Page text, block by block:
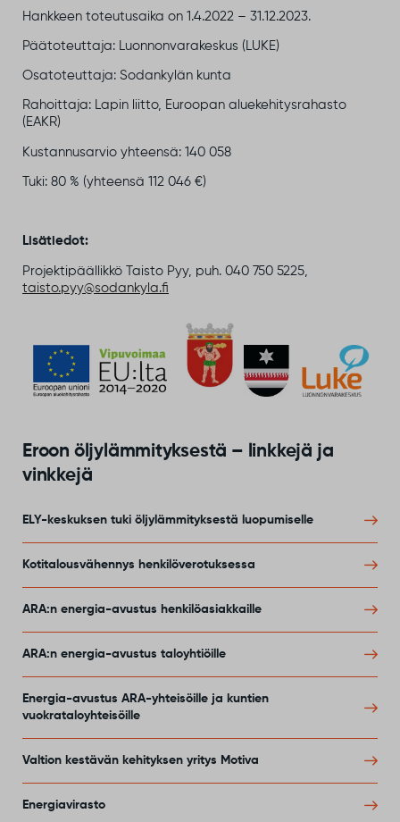
Hankkeen toteutusaika on 1.4.2022 – 31.12.2023.
Päätoteuttaja: Luonnonvarakeskus (LUKE)
Osatoteuttaja: Sodankylän kunta
Rahoittaja: Lapin liitto, Euroopan aluekehitysrahasto
(EAKR)
Kustannusarvio yhteensä: 140 058
Tuki: 80 % (yhteensä 112 046 €)
Lisätiedot:
Projektipäällikkö Taisto Pyy, puh. 040 750 5225,
taisto.pyy@sodankyla.fi
Eroon öljylämmityksestä – linkkejä ja
vinkkejä
ELY-keskuksen tuki öljylämmityksestä luopumiselle
Kotitalousvähennys henkilöverotuksessa
ARA:n energia-avustus henkilöasiakkaille
ARA:n energia-avustus taloyhtiöille
Energia-avustus ARA-yhteisöille ja kuntien
vuokrataloyhteisöille
Valtion kestävän kehityksen yritys Motiva
Energiavirasto